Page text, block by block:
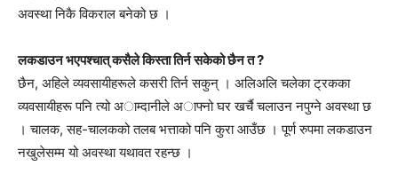
अवस्था निकै विकराल बनेको छ ।
लकडाउन भएपश्चात् कसैले किस्ता तिर्न सकेको छैन त ?
छैन, अहिले व्यवसायीहरूले कसरी तिर्न सकुन् । अलिअलि चलेका ट्रकका
व्यवसायीहरू पनि त्यो अाम्दानीले अाफ्नो घर खर्चै चलाउन नपुग्ने अवस्था छ
। चालक, सह-चालकको तलब भत्ताको पनि कुरा आउँछ । पूर्ण रुपमा लकडाउन
नखुलेसम्म यो अवस्था यथावत रहन्छ ।